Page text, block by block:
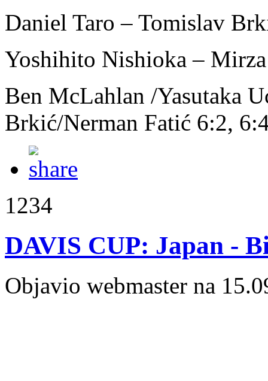
Daniel Taro – Tomislav
Yoshihito Nishioka –
Ben McLahlan /Yasutaka
Brkić/Nerman Fatić 6:2,
1234
DAVIS CUP: Japan -
Objavio webmaster na